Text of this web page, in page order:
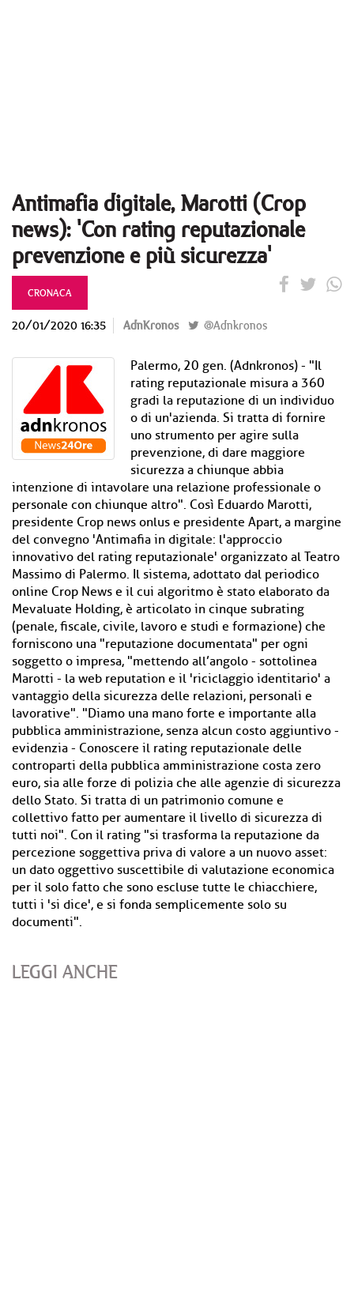
Antimafia digitale, Marotti (Crop
news): 'Con rating reputazionale
prevenzione e più sicurezza'
CRONACA
20/01/2020 16:35 AdnKronos @Adnkronos
Palermo, 20 gen. (Adnkronos) - "Il
rating reputazionale misura a 360
gradi la reputazione di un individuo
o di un'azienda. Si tratta di fornire
uno strumento per agire sulla
prevenzione, di dare maggiore
sicurezza a chiunque abbia
intenzione di intavolare una relazione professionale o
personale con chiunque altro". Così Eduardo Marotti,
presidente Crop news onlus e presidente Apart, a margine
del convegno 'Antimafia in digitale: l'approccio
innovativo del rating reputazionale' organizzato al Teatro
Massimo di Palermo. Il sistema, adottato dal periodico
online Crop News e il cui algoritmo è stato elaborato da
Mevaluate Holding, è articolato in cinque subrating
(penale, fiscale, civile, lavoro e studi e formazione) che
forniscono una "reputazione documentata" per ogni
soggetto o impresa, "mettendo all’angolo - sottolinea
Marotti - la web reputation e il 'riciclaggio identitario' a
vantaggio della sicurezza delle relazioni, personali e
lavorative". "Diamo una mano forte e importante alla
pubblica amministrazione, senza alcun costo aggiuntivo -
evidenzia - Conoscere il rating reputazionale delle
controparti della pubblica amministrazione costa zero
euro, sia alle forze di polizia che alle agenzie di sicurezza
dello Stato. Si tratta di un patrimonio comune e
collettivo fatto per aumentare il livello di sicurezza di
tutti noi". Con il rating "si trasforma la reputazione da
percezione soggettiva priva di valore a un nuovo asset:
un dato oggettivo suscettibile di valutazione economica
per il solo fatto che sono escluse tutte le chiacchiere,
tutti i 'si dice', e si fonda semplicemente solo su
documenti".
LEGGI ANCHE